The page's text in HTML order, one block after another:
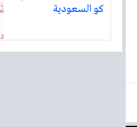
كو السعودية